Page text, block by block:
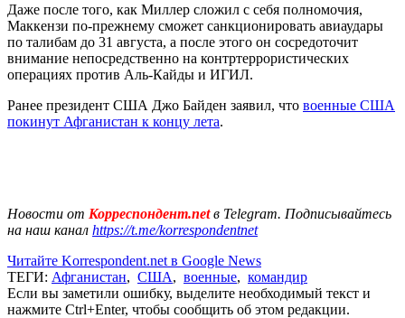
Даже после того, как Миллер сложил с себя полномочия,
Маккензи по-прежнему сможет санкционировать авиаудары
по талибам до 31 августа, а после этого он сосредоточит
внимание непосредственно на контртеррористических
операциях против Аль-Кайды и ИГИЛ.
Ранее президент США Джо Байден заявил, что военные США
покинут Афганистан к концу лета.
Новости от Корреспондент.netв Telegram. Подписывайтесь
на наш канал https://t.me/korrespondentnet
Читайте Korrespondent.net в Google News
ТЕГИ: Афганистан, США, военные, командир
Если вы заметили ошибку, выделите необходимый текст и
нажмите Ctrl+Enter, чтобы сообщить об этом редакции.